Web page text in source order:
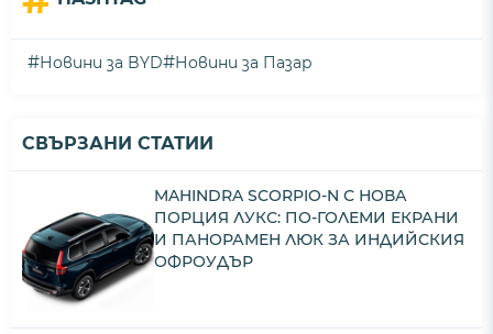
#Новини за BYD#Новини за Пазар
СВЪРЗАНИ СТАТИИ
MAHINDRA SCORPIO-N С НОВА
ПОРЦИЯ ЛУКС: ПО-ГОЛЕМИ ЕКРАНИ
И ПАНОРАМЕН ЛЮК ЗА ИНДИЙСКИЯ
ОФРОУДЪР